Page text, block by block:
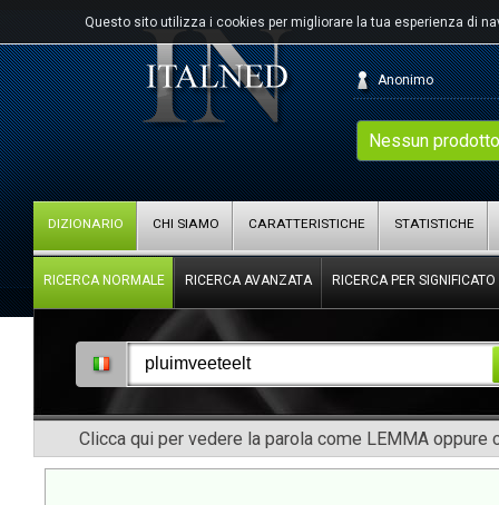
Questo sito utilizza i cookies per migliorare la tua esperienza di
Nessun
Anonimo
DIZIONARIO CHI SIAMO CARATTERISTICHE STATISTICHE
RICERCA NORMALE RICERCA AVANZATA RICERCA PER SIGNIFICATO
Clicca qui per vedere la parola come LEMMA oppure